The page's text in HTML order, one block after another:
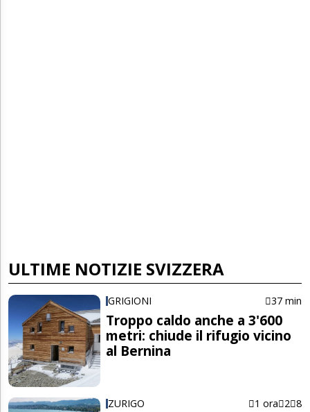
ULTIME NOTIZIE SVIZZERA
GRIGIONI 37 min
Troppo caldo anche a 3'600
metri: chiude il rifugio vicino
al Bernina
ZURIGO 1 ora 2 8